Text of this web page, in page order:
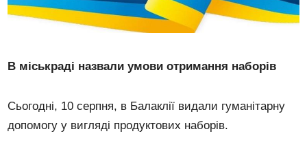
В міськраді назвали умови отримання наборів
Сьогодні, 10 серпня, в Балаклії видали гуманітарну
допомогу у вигляді продуктових наборів.